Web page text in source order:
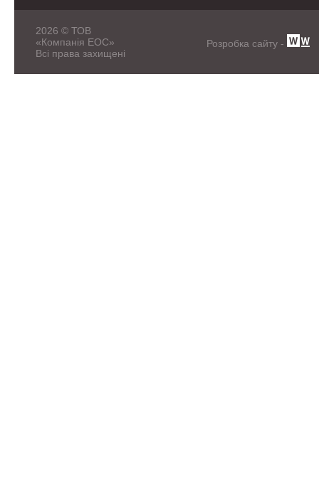
2026 © ТОВ
«Компанія ЕОС»
Всі права захищені
Розробка сайту -